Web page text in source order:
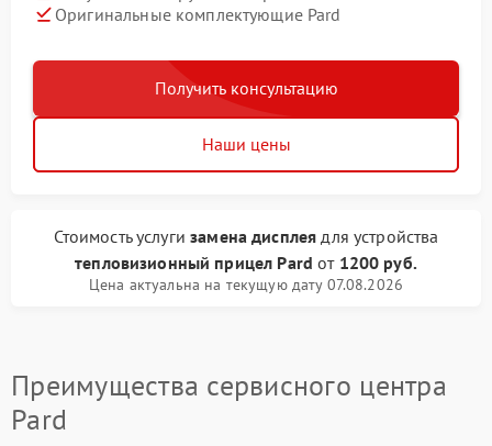
Оригинальные комплектующие Pard
Получить консультацию
Наши цены
Стоимость услугизамена дисплея для устройства
тепловизионный прицел Pard от 1200 руб.
Цена актуальна на текущую дату 07.08.2026
Преимущества сервисного центра
Pard